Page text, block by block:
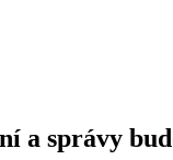
a správy